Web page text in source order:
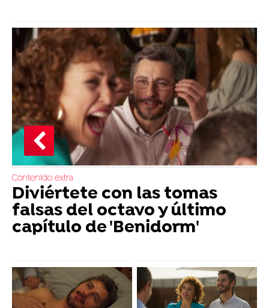
Contenido extra
Diviértete con las tomas
falsas del octavo y último
capítulo de 'Benidorm'